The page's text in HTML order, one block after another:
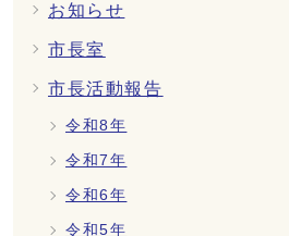
お知らせ
市長室
市長活動報告
令和8年
令和7年
令和6年
令和5年